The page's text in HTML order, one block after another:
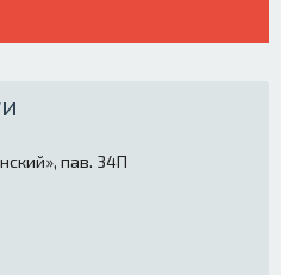
пав. 34П